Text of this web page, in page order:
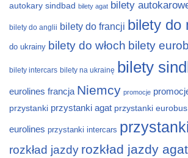
autokary sindbad bilety agat bilety
bilety do anglii bilety do francji bilety do
do ukrainy bilety do włoch bilety
bilety intercars bilety na ukrainę bilety
eurolines francja Niemcy promocje
przystanki przystanki agat przystanki eurobus
eurolines przystanki intercars
rozkład jazdy rozkład jazdy agat